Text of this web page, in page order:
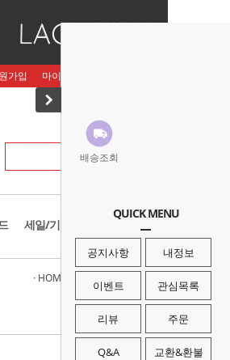
배송조회
QUICK MENU
공지사항 내정보
이벤트 관심목록
리뷰 주문
Q&A 교환&환불
가입 마이페이지
세일/기획존
· HOME
카라비너(81)